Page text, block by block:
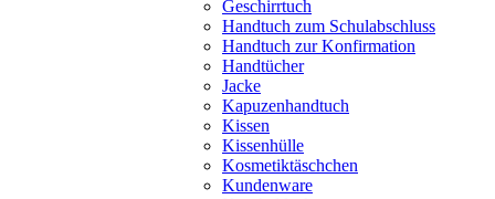
Geschirrtuch
Handtuch zum Schulabschluss
Handtuch zur Konfirmation
Handtücher
Jacke
Kapuzenhandtuch
Kissen
Kissenhülle
Kosmetiktäschchen
Kundenware